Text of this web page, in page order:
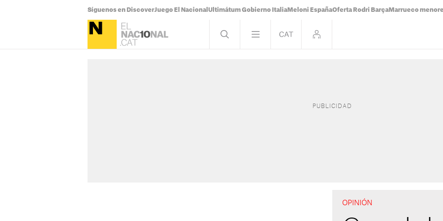
Síguenos en DiscoverJuego El Nacional Ultimátum Gobierno Italia Meloni EspañaOferta Rodri Barça Marrueco
OPINIÓN